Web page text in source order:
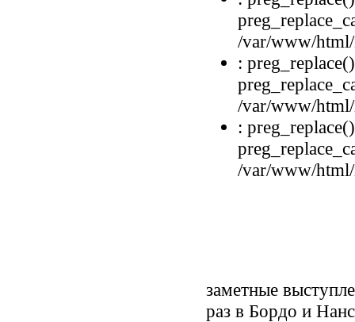
/var/www/
:
/var/www/
:
/var/www/
заметные
раз в Бордо и